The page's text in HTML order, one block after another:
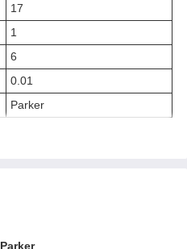
17
1
6
0.01
Parker
Parker